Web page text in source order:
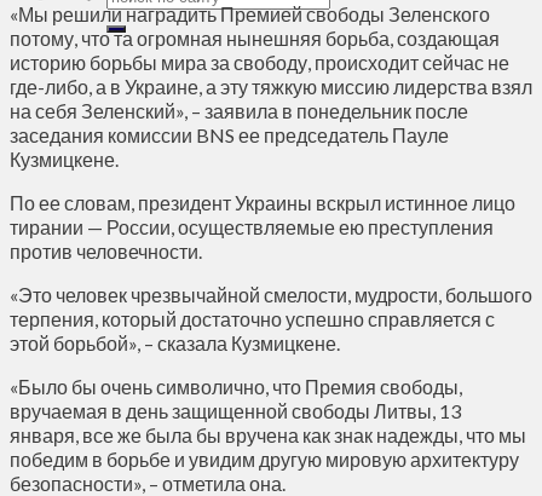
«Мы решили наградить Премией свободы Зеленского
потому, что та огромная нынешняя борьба, создающая
историю борьбы мира за свободу, происходит сейчас не
где-либо, а в Украине, а эту тяжкую миссию лидерства взял
на себя Зеленский», – заявила в понедельник после
заседания комиссии BNS ее председатель Пауле
Кузмицкене.
По ее словам, президент Украины вскрыл истинное лицо
тирании — России, осуществляемые ею преступления
против человечности.
«Это человек чрезвычайной смелости, мудрости, большого
терпения, который достаточно успешно справляется с
этой борьбой», – сказала Кузмицкене.
«Было бы очень символично, что Премия свободы,
вручаемая в день защищенной свободы Литвы, 13
января, все же была бы вручена как знак надежды, что мы
победим в борьбе и увидим другую мировую архитектуру
безопасности», – отметила она.